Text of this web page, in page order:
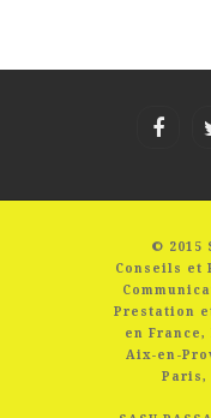
© 2015
Conseils et
Prestation
en
Aix-en-
Paris,